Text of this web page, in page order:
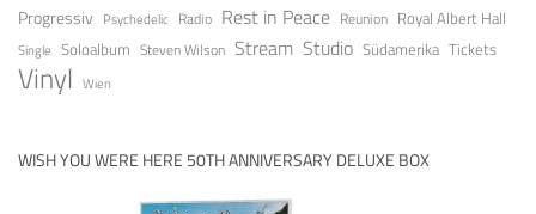
Progressiv Psychedelic Radio Rest in Peace Reunion Royal Albert Hall
Single Soloalbum Steven Wilson Stream Studio Südamerika Tickets
Vinyl Wien
WISH YOU WERE HERE 50TH ANNIVERSARY DELUXE BOX